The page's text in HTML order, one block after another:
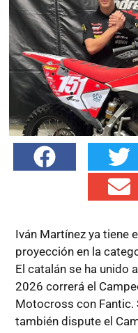
Iván Martínez ya tiene
proyección en la
El catalán se ha unido
2026 correrá el
Motocross con Fantic.
también dispute el